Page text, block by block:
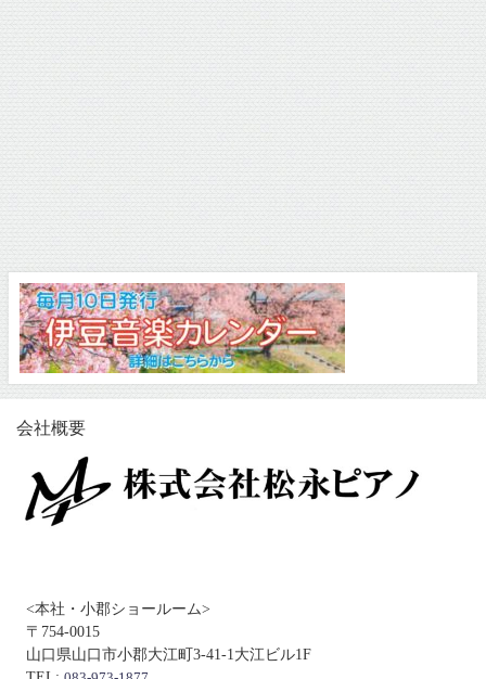
会社概要
<本社・小郡ショールーム>
〒754-0015
山口県山口市小郡大江町3-41-1大江ビル1F